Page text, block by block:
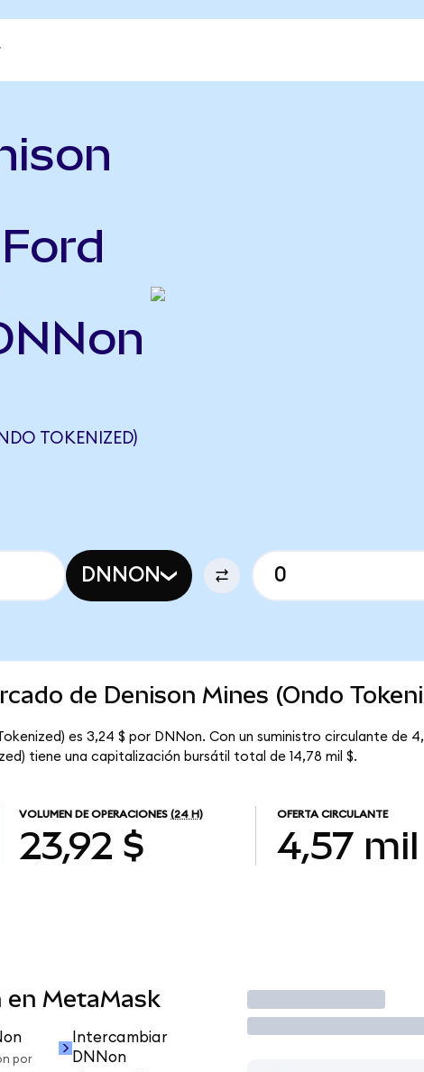
TOKENIZED)
DNNON
de Denison Mines (Ondo
es 3,24 $ por DNNon. Con un suministro circulante de
tiene una capitalización bursátil total de 14,78 mil $.
VOLUMEN DE OPERACIONES (24 H)
23,92 $
OFERTA CIRCULANTE
4,57 mil
en MetaMask
por
Intercambiar
DNNon
Operar